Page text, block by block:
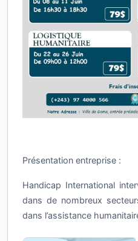
Présentation entreprise :
Handicap International
dans de nombreux
dans l’assistance